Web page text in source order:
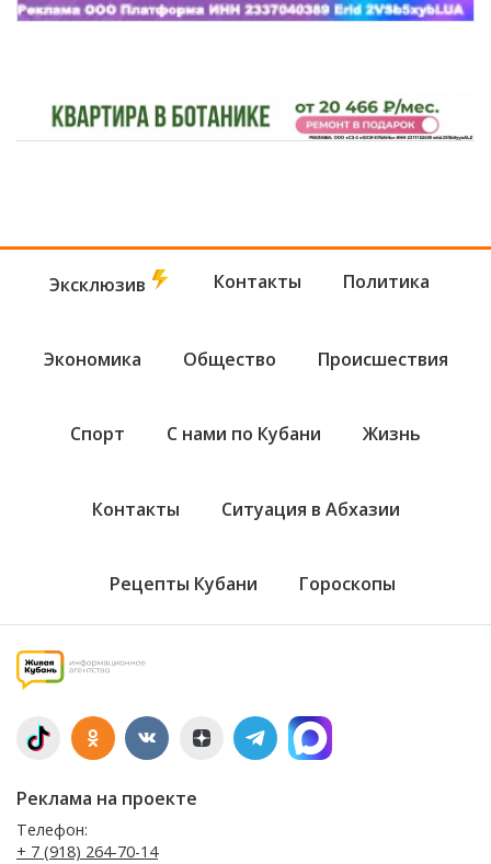
Эксклюзив Контакты Политика
Экономика Общество Происшествия
Спорт С нами по Кубани Жизнь
Контакты Ситуация в Абхазии
Рецепты Кубани Гороскопы
Реклама на проекте
Телефон:
+ 7 (918) 264-70-14